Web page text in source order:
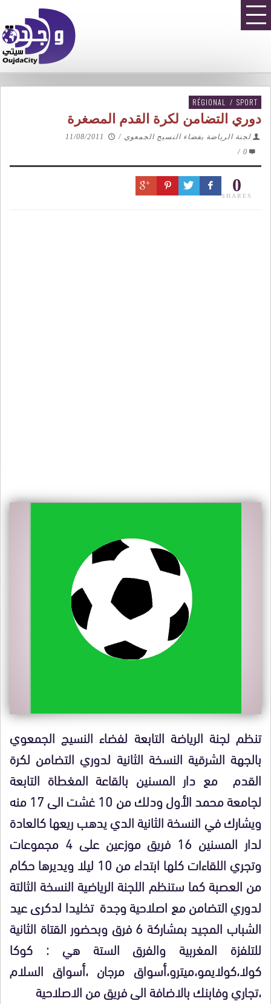
RÉGIONAL / SPORT
دوري التضامن لكرة القدم المصغرة
لجنة الرياضة بفضاء النسيج الجمعوي /
11/08/2011
0
/
0
SHARES
تنظم لجنة الرياضة التابعة لفضاء النسيج الجمعوي
بالجهة الشرقية النسخة الثانية لدوري التضامن لكرة
القدم مع دار المسنين بالقاعة المغطاة التابعة
لجامعة محمد الأول ودلك من 10 غشت الى 17 منه
ويشارك في النسخة الثانية الدي يدهب ريعها كالعادة
لدار المسنين 16 فريق موزعين على 4 مجموعات
وتجري اللقاءات كلها ابتداء من 10 ليلا ويديرها حكام
من العصبة كما ستنظم اللجنة الرياضية النسخة الثالتة
لدوري التضامن مع اصلاحية وجدة تخليدا لدكرى عيد
الشباب المجيد بمشاركة 6 فرق وبحضور القتاة الثانية
للتلفزة المغربية والفرق الستة هي : كوكا
كولا،كولايمو،ميترو،أسواق مرجان ،أسواق السلام
،تجاري وفابنك بالاضافة الى فريق من الاصلاحية